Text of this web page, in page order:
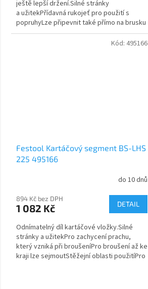
ještě lepší držení.Silné stránky
a užitekPřídavná rukojeť pro použití s
popruhyLze připevnit také přímo na brusku
PlanexStěžejní oblasti...
Festool Kartáčový segment BS-LHS
225 495166
do 10 dnů
894 Kč bez DPH
1 082 Kč DETAIL
Odnímatelný díl kartáčové vložky.Silné
stránky a užitekPro zachycení prachu,
který vzniká při broušeníPro broušení až ke
kraji lze sejmoutStěžejní oblasti použitíPro
Kód: 495166